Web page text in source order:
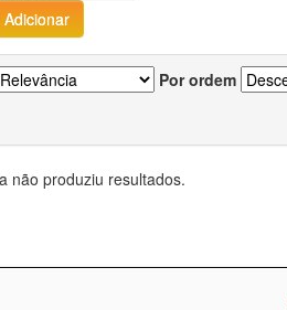
Por ordem
não produziu resultados.